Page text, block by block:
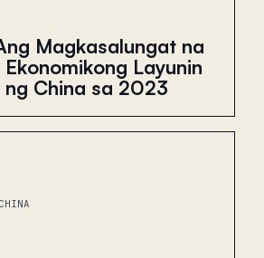
Magkasalungat na
Layunin
China sa 2023